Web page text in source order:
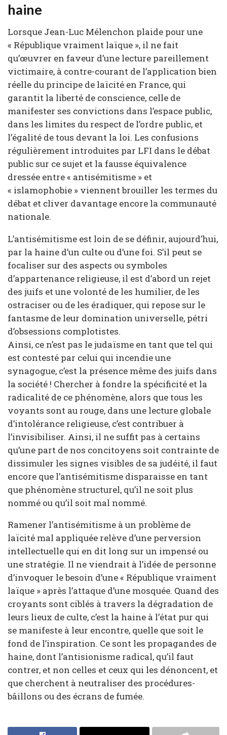
haine
Lorsque Jean-Luc Mélenchon plaide pour une
« République vraiment laïque », il ne fait
qu’œuvrer en faveur d’une lecture pareillement
victimaire, à contre-courant de l’application bien
réelle du principe de laïcité en France, qui
garantit la liberté de conscience, celle de
manifester ses convictions dans l’espace public,
dans les limites du respect de l’ordre public, et
l’égalité de tous devant la loi. Les confusions
régulièrement introduites par LFI dans le débat
public sur ce sujet et la fausse équivalence
dressée entre « antisémitisme » et
« islamophobie » viennent brouiller les termes du
débat et cliver davantage encore la communauté
nationale.
L’antisémitisme est loin de se définir, aujourd’hui,
par la haine d’un culte ou d’une foi. S’il peut se
focaliser sur des aspects ou symboles
d’appartenance religieuse, il est d’abord un rejet
des juifs et une volonté de les humilier, de les
ostraciser ou de les éradiquer, qui repose sur le
fantasme de leur domination universelle, pétri
d’obsessions complotistes.
Ainsi, ce n’est pas le judaïsme en tant que tel qui
est contesté par celui qui incendie une
synagogue, c’est la présence même des juifs dans
la société ! Chercher à fondre la spécificité et la
radicalité de ce phénomène, alors que tous les
voyants sont au rouge, dans une lecture globale
d’intolérance religieuse, c’est contribuer à
l’invisibiliser. Ainsi, il ne suffit pas à certains
qu’une part de nos concitoyens soit contrainte de
dissimuler les signes visibles de sa judéité, il faut
encore que l’antisémitisme disparaisse en tant
que phénomène structurel, qu’il ne soit plus
nommé ou qu’il soit mal nommé.
Ramener l’antisémitisme à un problème de
laïcité mal appliquée relève d’une perversion
intellectuelle qui en dit long sur un impensé ou
une stratégie. Il ne viendrait à l’idée de personne
d’invoquer le besoin d’une « République vraiment
laïque » après l’attaque d’une mosquée. Quand des
croyants sont ciblés à travers la dégradation de
leurs lieux de culte, c’est la haine à l’état pur qui
se manifeste à leur encontre, quelle que soit le
fond de l’inspiration. Ce sont les propagandes de
haine, dont l’antisionisme radical, qu’il faut
contrer, et non celles et ceux qui les dénoncent, et
que cherchent à neutraliser des procédures-
bâillons ou des écrans de fumée.